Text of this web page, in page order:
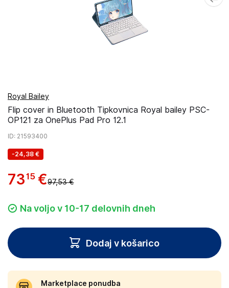
Royal Bailey
Flip cover in Bluetooth Tipkovnica Royal bailey PSC-
OP121 za OnePlus Pad Pro 12.1
ID: 21593400
-24,38 €
7315 €97,53 €
Na voljo v 10-17 delovnih dneh
Dodaj v košarico
Marketplace ponudba